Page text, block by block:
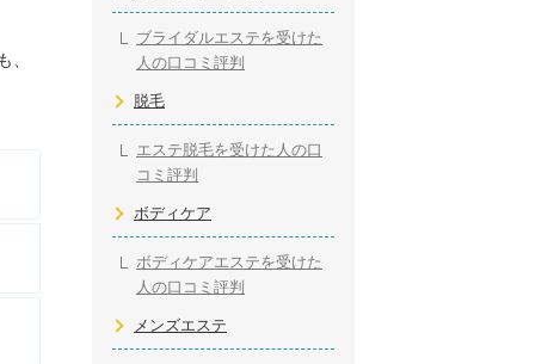
、
ブライダルエステを受けた
人の口コミ評判
脱毛
エステ脱毛を受けた人の口
コミ評判
ボディケア
ボディケアエステを受けた
人の口コミ評判
メンズエステ